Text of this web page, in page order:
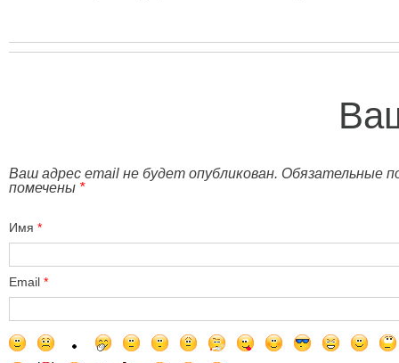
Ваш адрес email не будет опубликован. Обязательные
помечены *
Имя *
Email *